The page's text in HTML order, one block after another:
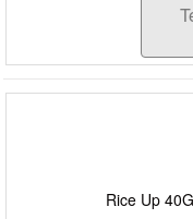
Rice Up